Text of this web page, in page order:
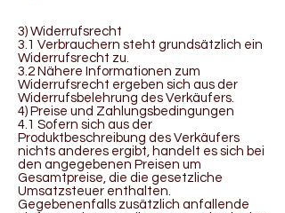
3) Widerrufsrecht
3.1 Verbrauchern steht grundsätzlich ein
Widerrufsrecht zu.
3.2 Nähere Informationen zum
Widerrufsrecht ergeben sich aus der
Widerrufsbelehrung des Verkäufers.
4) Preise und Zahlungsbedingungen
4.1 Sofern sich aus der
Produktbeschreibung des Verkäufers
nichts anderes ergibt, handelt es sich bei
den angegebenen Preisen um
Gesamtpreise, die die gesetzliche
Umsatzsteuer enthalten.
Gegebenenfalls zusätzlich anfallende